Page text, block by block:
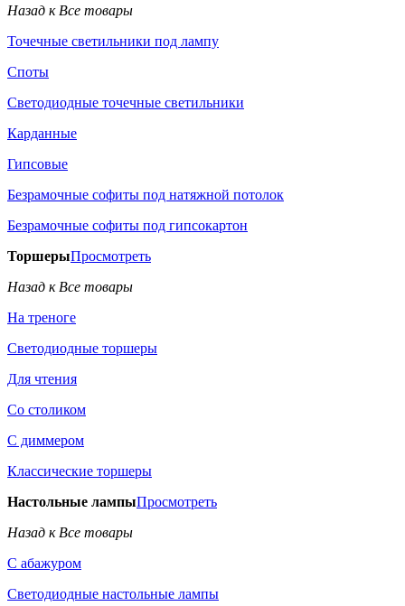
Назад к Все товары
Точечные светильники под лампу
Споты
Светодиодные точечные светильники
Карданные
Гипсовые
Безрамочные софиты под натяжной потолок
Безрамочные софиты под гипсокартон
ТоршерыПросмотреть
Назад к Все товары
На треноге
Светодиодные торшеры
Для чтения
Со столиком
С диммером
Классические торшеры
Настольные лампыПросмотреть
Назад к Все товары
С абажуром
Светодиодные настольные лампы